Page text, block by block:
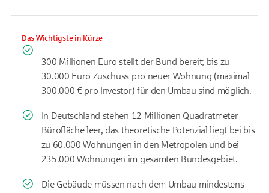
Das Wichtigste in Kürze
300 Millionen Euro stellt der Bund bereit; bis zu
30.000 Euro Zuschuss pro neuer Wohnung (maximal
300.000 € pro Investor) für den Umbau sind möglich.
In Deutschland stehen 12 Millionen Quadratmeter
Bürofläche leer, das theoretische Potenzial liegt bei bis
zu 60.000 Wohnungen in den Metropolen und bei
235.000 Wohnungen im gesamten Bundesgebiet.
Die Gebäude müssen nach dem Umbau mindestens